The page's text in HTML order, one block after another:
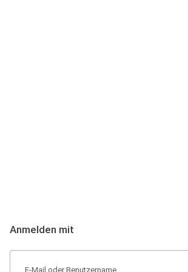
Anmelden mit